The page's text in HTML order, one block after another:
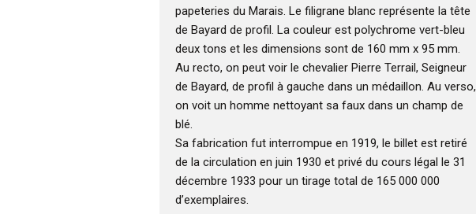
papeteries du Marais. Le filigrane blanc représente la tête
de Bayard de profil. La couleur est polychrome vert-bleu
deux tons et les dimensions sont de 160 mm x 95 mm.
Au recto, on peut voir le chevalier Pierre Terrail, Seigneur
de Bayard, de profil à gauche dans un médaillon. Au verso,
on voit un homme nettoyant sa faux dans un champ de
blé.
Sa fabrication fut interrompue en 1919, le billet est retiré
de la circulation en juin 1930 et privé du cours légal le 31
décembre 1933 pour un tirage total de 165 000 000
d’exemplaires.